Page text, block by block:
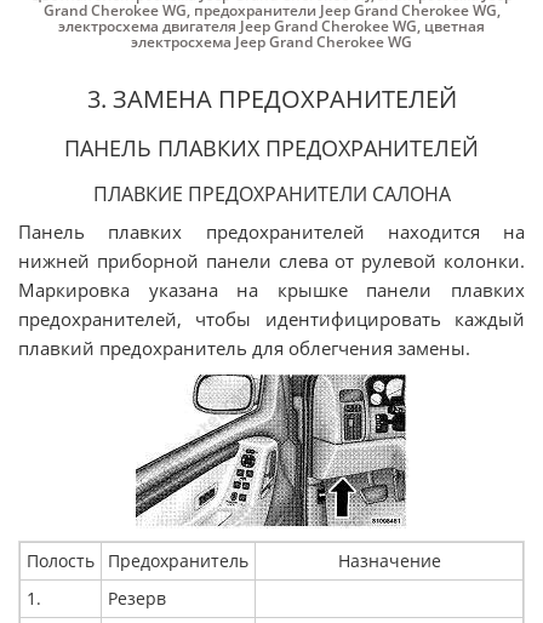
Grand Cherokee WG, предохранители Jeep Grand Cherokee WG,
электросхема двигателя Jeep Grand Cherokee WG, цветная
электросхема Jeep Grand Cherokee WG
3. ЗАМЕНА ПРЕДОХРАНИТЕЛЕЙ
ПАНЕЛЬ ПЛАВКИХ ПРЕДОХРАНИТЕЛЕЙ
ПЛАВКИЕ ПРЕДОХРАНИТЕЛИ САЛОНА
Панель плавких предохранителей находится на
нижней приборной панели слева от рулевой колонки.
Маркировка указана на крышке панели плавких
предохранителей, чтобы идентифицировать каждый
плавкий предохранитель для облегчения замены.
Полость Предохранитель
Назначение
1.
Резерв